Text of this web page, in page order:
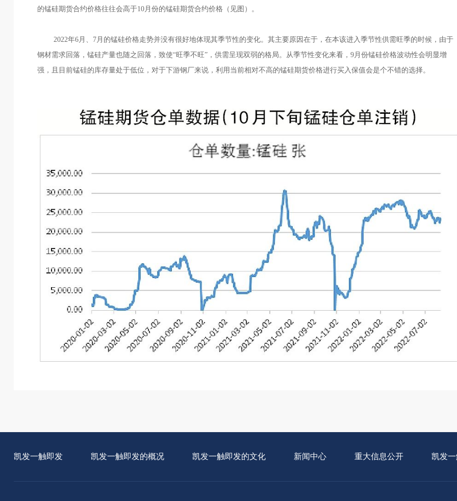
的锰硅期货合约价格往往会高于10月份的锰硅期货合约价格（见图）。
2022年6月、7月的锰硅价格走势并没有很好地体现其季节性的变化。其主要原因在于，在本该进入季节性供需旺季的时候，由于
钢材需求回落，锰硅产量也随之回落，致使“旺季不旺”，供需呈现双弱的格局。从季节性变化来看，9月份锰硅价格波动性会明显增
强，且目前锰硅的库存量处于低位，对于下游钢厂来说，利用当前相对不高的锰硅期货价格进行买入保值会是个不错的选择。
凯发一触即发 凯发一触即发的概况 凯发一触即发的文化 新闻中心 重大信息公开 凯发